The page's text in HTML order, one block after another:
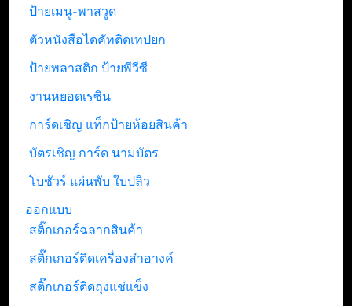
ป้ายเมนู-พาสวูด
ตัวหนังสือไดคัทติดเทปยก
ป้ายพลาสติก ป้ายพีวีซี
งานหยอดเรซิน
การ์ดเชิญ แท็กป้ายห้อยสินค้า
บัตรเชิญ การ์ด นามบัตร
โบชัวร์ แผ่นพับ ใบปลิว
ออกแบบ
สติ๊กเกอร์ฉลากสินค้า
สติ๊กเกอร์ติดเครื่องสำอางค์
สติ๊กเกอร์ติดถุงแช่แข็ง